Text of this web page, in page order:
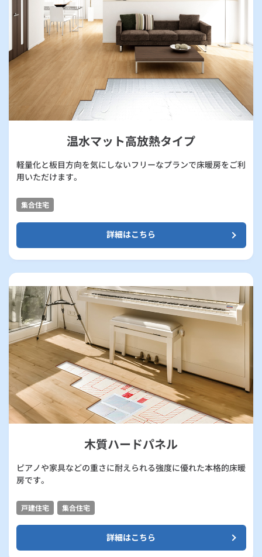
温水マット高放熱タイプ
軽量化と板目方向を気にしないフリーなプランで床暖房をご利
用いただけます。
集合住宅
詳細はこちら
木質ハードパネル
ピアノや家具などの重さに耐えられる強度に優れた本格的床暖
房です。
戸建住宅 集合住宅
詳細はこちら